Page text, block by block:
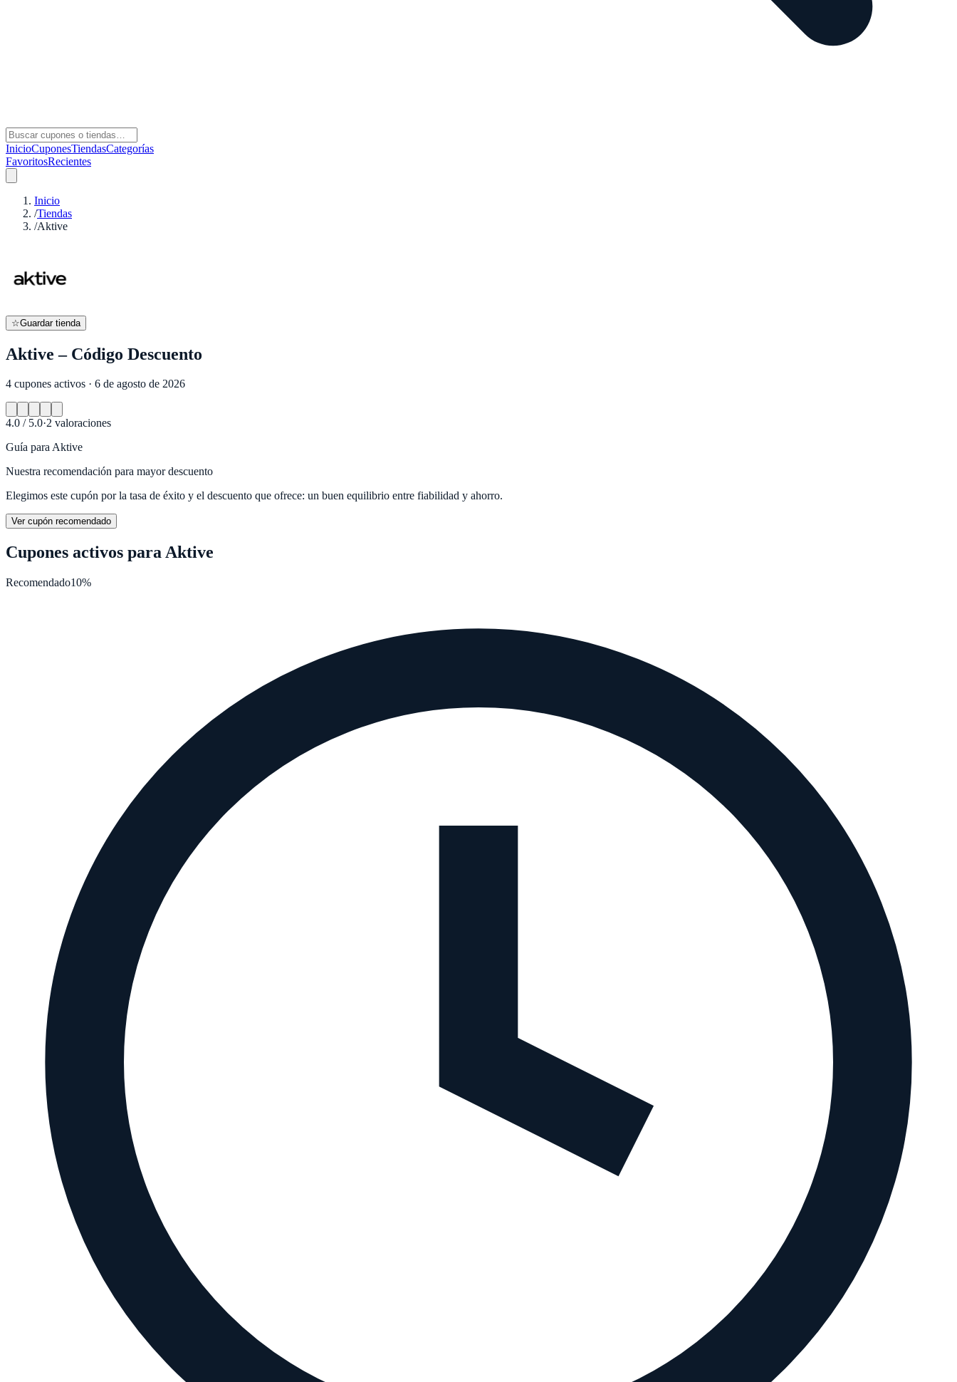
InicioCuponesTiendasCategorías
FavoritosRecientes
Inicio
/Tiendas
/Aktive
☆Guardar tienda
Aktive – Código Descuento
4 cupones activos · 6 de agosto de 2026
4.0 / 5.0·2 valoraciones
Guía paraAktive
Nuestra recomendación para mayor descuento
Elegimos este cupón por la tasa de éxito y el descuento que ofrece: un buen equilibrio entre fiabilidad y ahorro.
Ver cupón recomendado
Cupones activos paraAktive
Recomendado10%